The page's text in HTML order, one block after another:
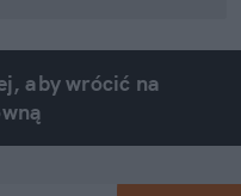
aby wrócić na